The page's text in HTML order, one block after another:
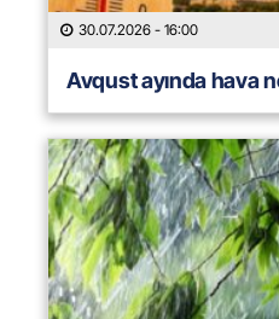
30.07.2026 - 16:00
Avqust ayında hava